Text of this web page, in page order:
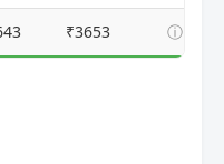
₹3653 ⓘ